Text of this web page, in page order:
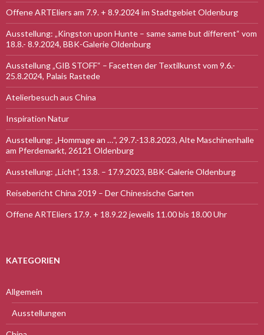
Offene ARTEliers am 7.9. + 8.9.2024 im Stadtgebiet Oldenburg
Ausstellung: „Kingston upon Hunte – same same but different“ vom
18.8.- 8.9.2024, BBK-Galerie Oldenburg
Ausstellung „GIB STOFF“ – Facetten der Textilkunst vom 9.6.-
25.8.2024, Palais Rastede
Atelierbesuch aus China
Inspiration Natur
Ausstellung: „Hommage an …“, 29.7.-13.8.2023, Alte Maschinenhalle
am Pferdemarkt, 26121 Oldenburg
Ausstellung: „Licht“, 13.8. – 17.9.2023, BBK-Galerie Oldenburg
Reisebericht China 2019 – Der Chinesische Garten
Offene ARTEliers 17.9. + 18.9.22 jeweils 11.00 bis 18.00 Uhr
KATEGORIEN
Allgemein
Ausstellungen